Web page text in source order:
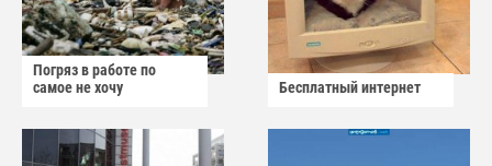
Погряз в работе по
самое не хочу
Бесплатный интернет